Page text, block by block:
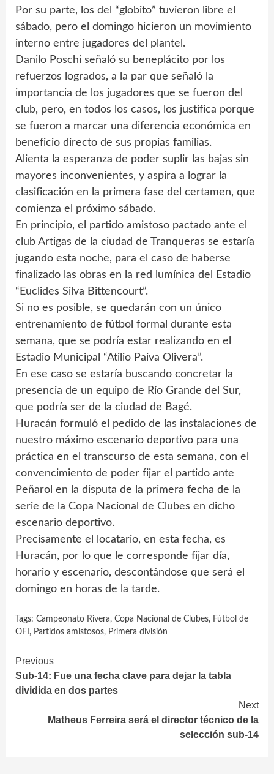
Por su parte, los del “globito” tuvieron libre el
sábado, pero el domingo hicieron un movimiento
interno entre jugadores del plantel.
Danilo Poschi señaló su beneplácito por los
refuerzos logrados, a la par que señaló la
importancia de los jugadores que se fueron del
club, pero, en todos los casos, los justifica porque
se fueron a marcar una diferencia económica en
beneficio directo de sus propias familias.
Alienta la esperanza de poder suplir las bajas sin
mayores inconvenientes, y aspira a lograr la
clasificación en la primera fase del certamen, que
comienza el próximo sábado.
En principio, el partido amistoso pactado ante el
club Artigas de la ciudad de Tranqueras se estaría
jugando esta noche, para el caso de haberse
finalizado las obras en la red lumínica del Estadio
“Euclides Silva Bittencourt”.
Si no es posible, se quedarán con un único
entrenamiento de fútbol formal durante esta
semana, que se podría estar realizando en el
Estadio Municipal “Atilio Paiva Olivera”.
En ese caso se estaría buscando concretar la
presencia de un equipo de Río Grande del Sur,
que podría ser de la ciudad de Bagé.
Huracán formuló el pedido de las instalaciones de
nuestro máximo escenario deportivo para una
práctica en el transcurso de esta semana, con el
convencimiento de poder fijar el partido ante
Peñarol en la disputa de la primera fecha de la
serie de la Copa Nacional de Clubes en dicho
escenario deportivo.
Precisamente el locatario, en esta fecha, es
Huracán, por lo que le corresponde fijar día,
horario y escenario, descontándose que será el
domingo en horas de la tarde.
Tags: Campeonato Rivera, Copa Nacional de Clubes, Fútbol de
OFI , Partidos amistosos, Primera división
Continue
Reading
Previous
Sub-14: Fue una fecha clave para dejar la tabla
dividida en dos partes
Next
Matheus Ferreira será el director técnico de la
selección sub-14